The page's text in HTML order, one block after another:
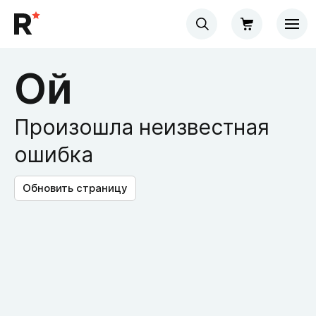
Ой
Произошла неизвестная
ошибка
Обновить страницу